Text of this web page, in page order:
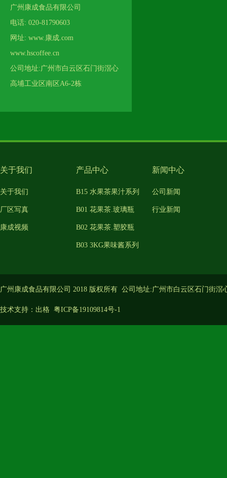
广州康成食品有限公司
电话: 020-81790603
网址: www.康成.com
www.hscoffee.cn
公司地址:广州市白云区石门街滘心
高埔工业区南区A6-2栋
关于我们
关于我们
厂区写真
康成视频
产品中心
B15 水果茶果汁系列
B01 花果茶.玻璃瓶
B02 花果茶.塑胶瓶
B03 3KG果味酱系列
新闻中心
公司新闻
行业新闻
广州康成食品有限公司 2018 版权所有 公司地址:广州市白云区石门街滘
技术支持： 出格 粤ICP备19109814号-1